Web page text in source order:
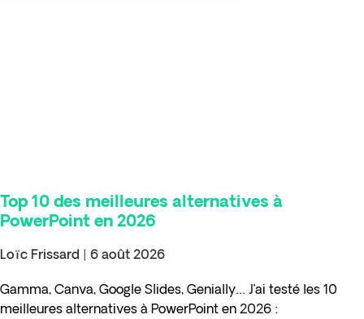
Top 10 des meilleures alternatives à
PowerPoint en 2026
Loïc Frissard 6 août 2026
Gamma, Canva, Google Slides, Genially… J’ai testé les 10
meilleures alternatives à PowerPoint en 2026 :